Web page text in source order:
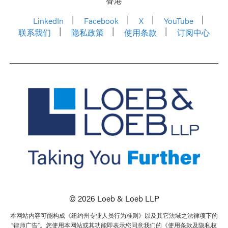
LinkedIn
Facebook X
YouTube
联系我们
隐私政策 使用条款 订阅中心
© 2026 Loeb & Loeb LLP
本网站内容可能构成《纽约州专业人员行为准则》以及其它法域之法律项下的
“律师广告”。您使用本网站或其功能即表示您同意我们的《使用条款及隐私权